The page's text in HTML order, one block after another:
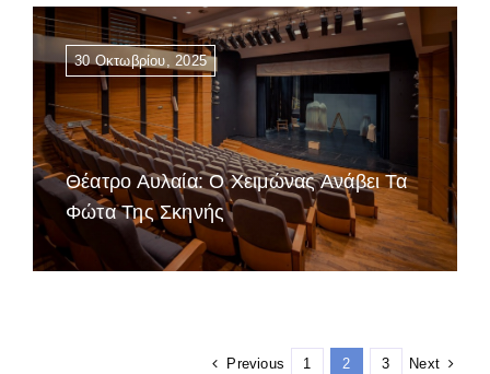
30 Οκτωβρίου, 2025
Θέατρο Αυλαία: Ο Χειμώνας Ανάβει Τα
Φώτα Της Σκηνής
Previous 1 2 3 Next